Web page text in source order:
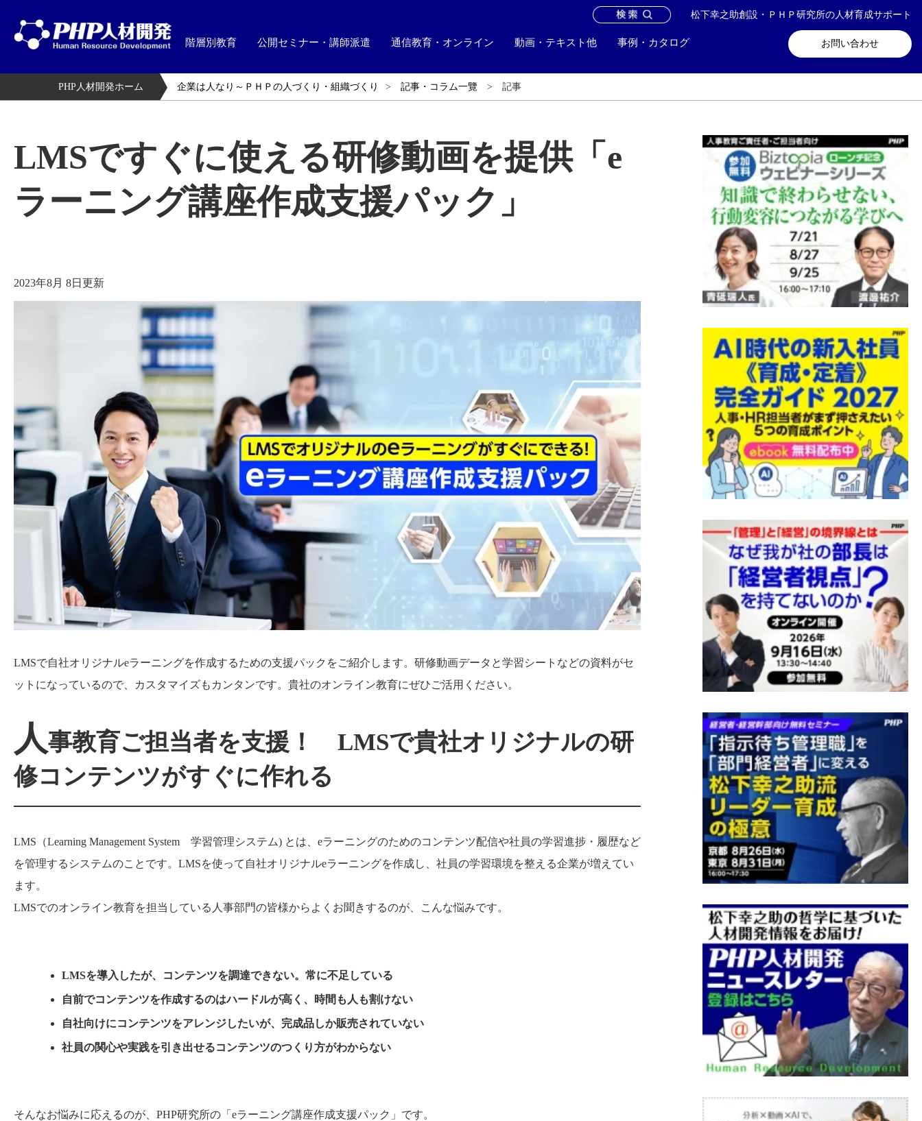
松下幸之助創設・ＰＨＰ研究所の人材育成サポート
お問い合わせ
階層別教育 公開セミナー・講師派遣 通信教育・オンライン 動画・テキスト他 事例・カタログ
お問い合わせ メールマガジン登録
PHP人材開発ホーム 企業は人なり～ＰＨＰの人づくり・組織づくり 記事・コラム一覽 記事
LMSですぐに使える研修動画を提供「e
ラーニング講座作成支援パック」
2023年8月 8日更新
LMSで自社オリジナルeラーニングを作成するための支援パックをご紹介します。研修動画データと学習シートなどの資料がセ
ットになっているので、カスタマイズもカンタンです。貴社のオンライン教育にぜひご活用ください。
人事教育ご担当者を支援！ LMSで貴社オリジナルの研
修コンテンツがすぐに作れる
LMS（Learning Management System 学習管理システム) とは、eラーニングのためのコンテンツ配信や社員の学習進捗・履歴など
を管理するシステムのことです。LMSを使って自社オリジナルeラーニングを作成し、社員の学習環境を整える企業が増えてい
ます。
LMSでのオンライン教育を担当している人事部門の皆様からよくお聞きするのが、こんな悩みです。
LMSを導入したが、コンテンツを調達できない。常に不足している
自前でコンテンツを作成するのはハードルが高く、時間も人も割けない
自社向けにコンテンツをアレンジしたいが、完成品しか販売されていない
社員の関心や実践を引き出せるコンテンツのつくり方がわからない
そんなお悩みに応えるのが、PHP研究所の「eラーニング講座作成支援パック」です。